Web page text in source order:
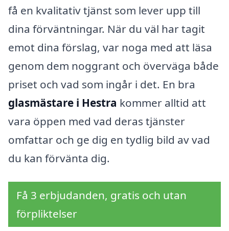
få en kvalitativ tjänst som lever upp till
dina förväntningar. När du väl har tagit
emot dina förslag, var noga med att läsa
genom dem noggrant och överväga både
priset och vad som ingår i det. En bra
glasmästare i Hestra kommer alltid att
vara öppen med vad deras tjänster
omfattar och ge dig en tydlig bild av vad
du kan förvänta dig.
Få 3 erbjudanden, gratis och utan
förpliktelser